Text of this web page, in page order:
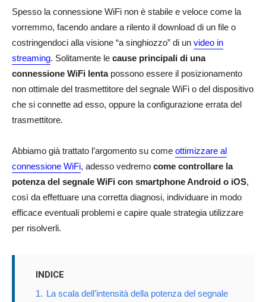
Spesso la connessione WiFi non è stabile e veloce come la
vorremmo, facendo andare a rilento il download di un file o
costringendoci alla visione “a singhiozzo” di un video in
streaming. Solitamente le cause principali di una
connessione WiFi lentapossono essere il posizionamento
non ottimale del trasmettitore del segnale WiFi o del dispositivo
che si connette ad esso, oppure la configurazione errata del
trasmettitore.
Abbiamo già trattato l’argomento su come ottimizzare al
connessione WiFi, adesso vedremo come controllare la
potenza del segnale WiFi con smartphone Android o iOS,
così da effettuare una corretta diagnosi, individuare in modo
efficace eventuali problemi e capire quale strategia utilizzare
per risolverli.
INDICE
1. La scala dell’intensità della potenza del segnale